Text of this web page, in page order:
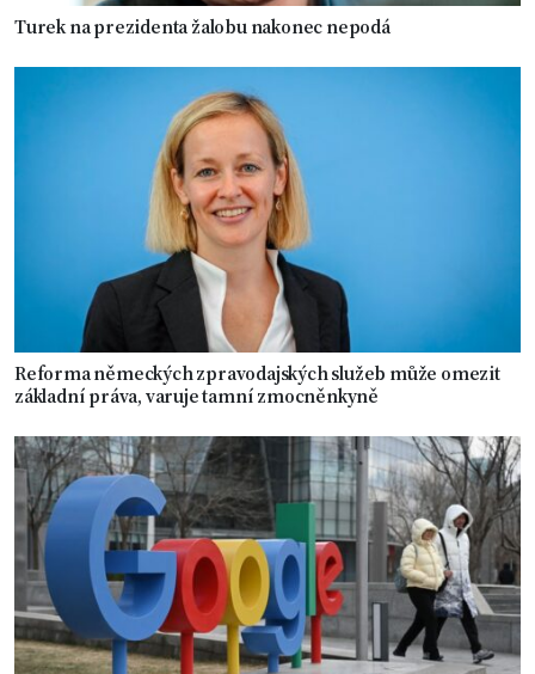
Turek na prezidenta žalobu nakonec nepodá
Reforma německých zpravodajských služeb může omezit
základní práva, varuje tamní zmocněnkyně